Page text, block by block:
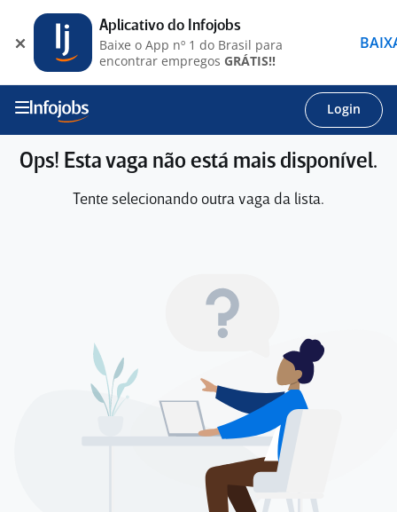
Login
Ops! Esta vaga não está mais disponível.
Tente selecionando outra vaga da lista.
Aplicativo do Infojobs
Baixe o App nº 1 do Brasil para
encontrar empregos GRÁTIS!!